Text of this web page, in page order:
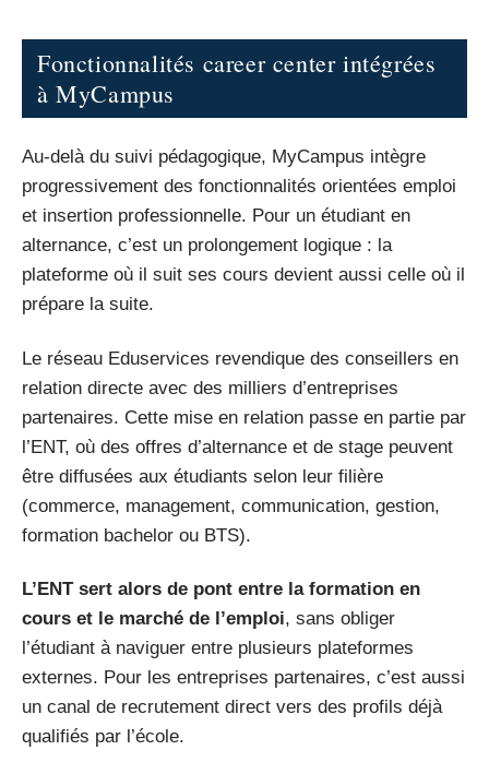
Fonctionnalités career center intégrées
à MyCampus
Au-delà du suivi pédagogique, MyCampus intègre
progressivement des fonctionnalités orientées emploi
et insertion professionnelle. Pour un étudiant en
alternance, c’est un prolongement logique : la
plateforme où il suit ses cours devient aussi celle où il
prépare la suite.
Le réseau Eduservices revendique des conseillers en
relation directe avec des milliers d’entreprises
partenaires. Cette mise en relation passe en partie par
l’ENT, où des offres d’alternance et de stage peuvent
être diffusées aux étudiants selon leur filière
(commerce, management, communication, gestion,
formation bachelor ou BTS).
L’ENT sert alors de pont entre la formation en
cours et le marché de l’emploi, sans obliger
l’étudiant à naviguer entre plusieurs plateformes
externes. Pour les entreprises partenaires, c’est aussi
un canal de recrutement direct vers des profils déjà
qualifiés par l’école.